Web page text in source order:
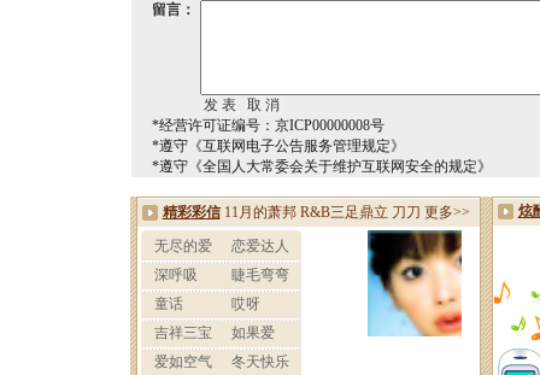
留言：
*经营许可证编号：京ICP00000008号
*遵守《互联网电子公告服务管理规定》
*遵守《全国人大常委会关于维护互联网安全的规定》